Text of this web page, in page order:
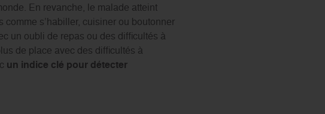
En revanche, le malade atteint
comme s’habiller, cuisiner ou boutonner
un oubli de repas ou des difficultés à
de place avec des difficultés à
un indice clé pour détecter